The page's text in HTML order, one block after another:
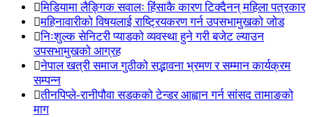
मिडियामा लैङ्गिक सवालः हिंसाकै कारण टिक्दैनन् महिला पत्रकार
महिनावारीको विषयलाई राष्ट्रियकरण गर्न उपसभामुखको जोड
निःशुल्क सेनिटरी प्याडको व्यवस्था हुने गरी बजेट ल्याउन
उपसभामुखको आग्रह
नेपाल खत्री समाज गुठीको सद्भावना भ्रमण र सम्मान कार्यक्रम
सम्पन्न
तीनपिप्ले-रानीपौवा सडकको टेन्डर आह्वान गर्न सांसद तामाङको
माग